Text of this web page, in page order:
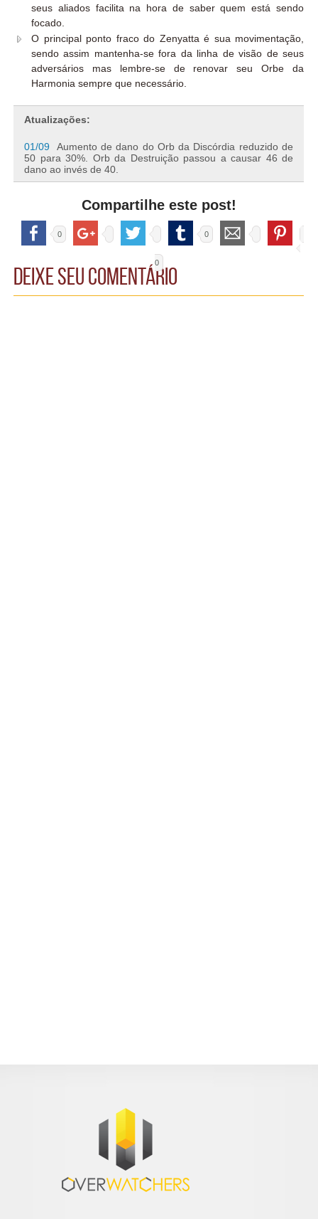
seus aliados facilita na hora de saber quem está sendo
focado.
O principal ponto fraco do Zenyatta é sua movimentação,
sendo assim mantenha-se fora da linha de visão de seus
adversários mas lembre-se de renovar seu Orbe da
Harmonia sempre que necessário.
Atualizações:
01/09 Aumento de dano do Orb da Discórdia reduzido de
50 para 30%. Orb da Destruição passou a causar 46 de
dano ao invés de 40.
Compartilhe este post!
0 0
0
Deixe seu comentário